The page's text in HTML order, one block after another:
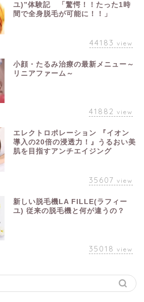
ユ)”体験記 「驚愕！！たった1時
間で全身脱毛が可能に！！」
44183 view
小顔・たるみ治療の最新メニュー～
リニアファーム～
41882 view
エレクトロポレーション 『イオン
導入の20倍の浸透力！』うるおい美
肌を目指すアンチエイジング
35607 view
新しい脱毛機LA FILLE(ラフィー
ユ) 従来の脱毛機と何が違うの？
35018 view